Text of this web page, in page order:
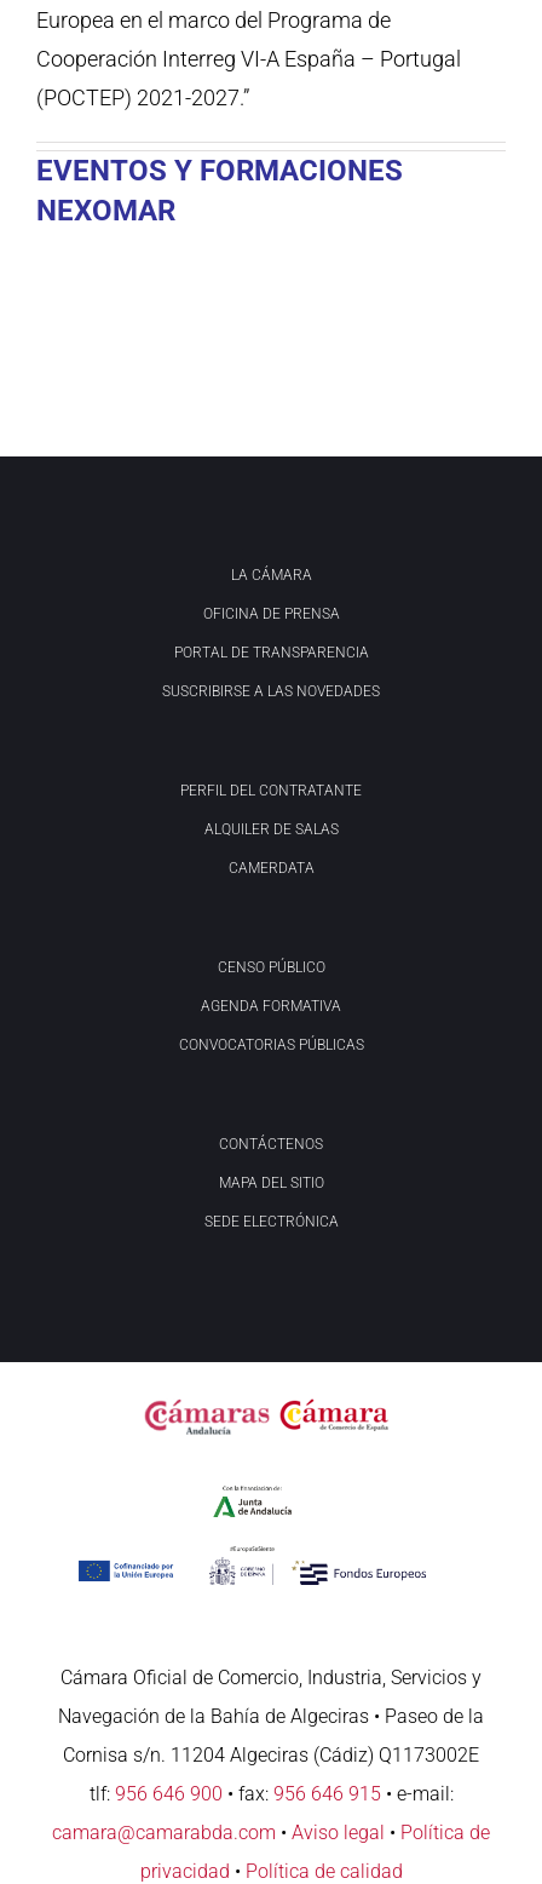
Europea en el marco del Programa de
Cooperación Interreg VI-A España – Portugal
(POCTEP) 2021-2027.”
EVENTOS Y FORMACIONES
NEXOMAR
LA CÁMARA
OFICINA DE PRENSA
PORTAL DE TRANSPARENCIA
SUSCRIBIRSE A LAS NOVEDADES
PERFIL DEL CONTRATANTE
ALQUILER DE SALAS
CAMERDATA
CENSO PÚBLICO
AGENDA FORMATIVA
CONVOCATORIAS PÚBLICAS
CONTÁCTENOS
MAPA DEL SITIO
SEDE ELECTRÓNICA
Cámara Oficial de Comercio, Industria, Servicios y
Navegación de la Bahía de Algeciras • Paseo de la
Cornisa s/n. 11204 Algeciras (Cádiz) Q1173002E
tlf: 956 646 900 • fax: 956 646 915• e-mail:
camara@camarabda.com • Aviso legal • Política de
privacidad • Política de calidad